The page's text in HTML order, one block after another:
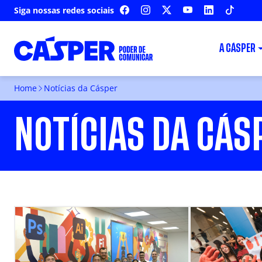
Siga nossas redes sociais FACEBOOKINSTAGRAM YOUTUBELINKEDIN
A CÁSPER
Home Notícias da Cásper
NOTÍCIAS DA